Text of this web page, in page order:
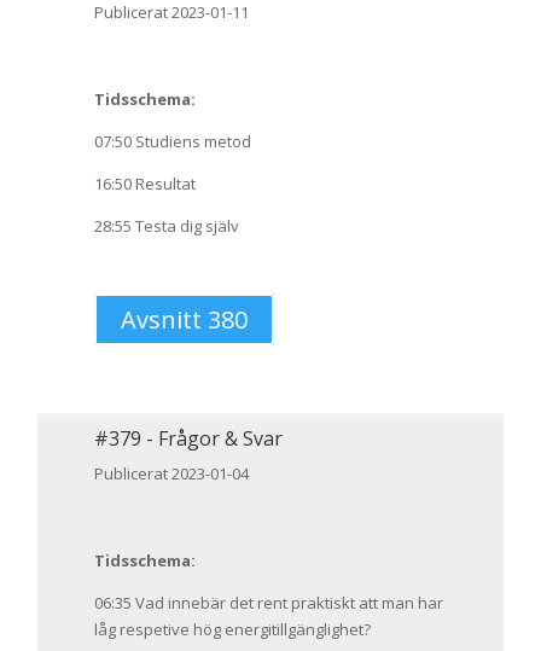
Publicerat 2023-01-11
Tidsschema:
07:50 Studiens metod
16:50 Resultat
28:55 Testa dig själv
Avsnitt 380
#379 - Frågor & Svar
Publicerat 2023-01-04
Tidsschema:
06:35 Vad innebär det rent praktiskt att man har
låg respetive hög energitillgänglighet?